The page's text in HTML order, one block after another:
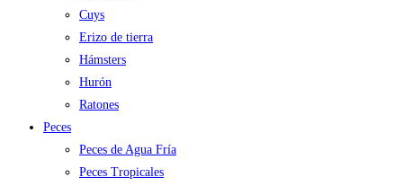
Cuys
Erizo de tierra
Hámsters
Hurón
Ratones
Peces
Peces de Agua Fría
Peces Tropicales